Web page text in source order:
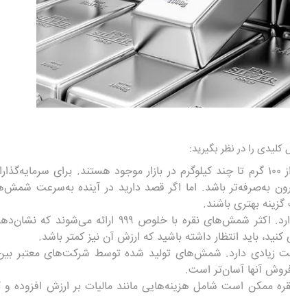
کلیدی را در نظر بگیرید:
شمش‌های نقره در اندازه‌های مختلفی از ۱۰۰ گرم تا چند کیلوگرم در بازار موجود هستند. برای
به‌صرفه‌تر باشد. اما اگر قصد دارید در آینده به‌سرعت
بهتری باشند.
خلوص نقره تأثیر زیادی بر ارزش آن دارد. اکثر شمش‌های نقره با
باید انتظار داشته باشید که ارزش آن نیز کمتر باشد.
زیادی دارد. شمش‌های تولید شده توسط شرکت‌های معتبر
فروش آنها آسان‌تر است.
ممکن است شامل هزینه‌هایی مانند مالیات بر ارزش افزوده و